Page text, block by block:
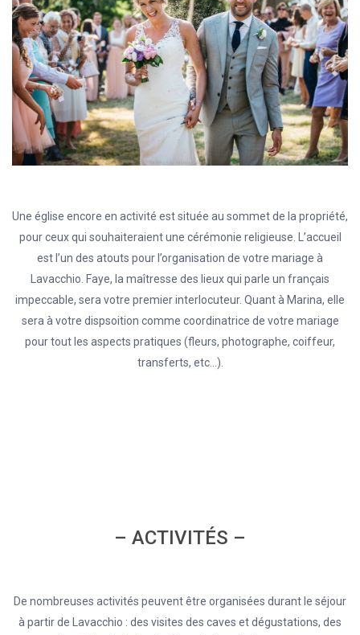
Une église encore en activité est située au sommet de la propriété,
pour ceux qui souhaiteraient une cérémonie religieuse. L’accueil
est l’un des atouts pour l’organisation de votre mariage à
Lavacchio. Faye, la maîtresse des lieux qui parle un français
impeccable, sera votre premier interlocuteur. Quant à Marina, elle
sera à votre dispsoition comme coordinatrice de votre mariage
pour tout les aspects pratiques (fleurs, photographe, coiffeur,
transferts, etc…).
– ACTIVITÉS –
De nombreuses activités peuvent être organisées durant le séjour
à partir de Lavacchio : des visites des caves et dégustations, des